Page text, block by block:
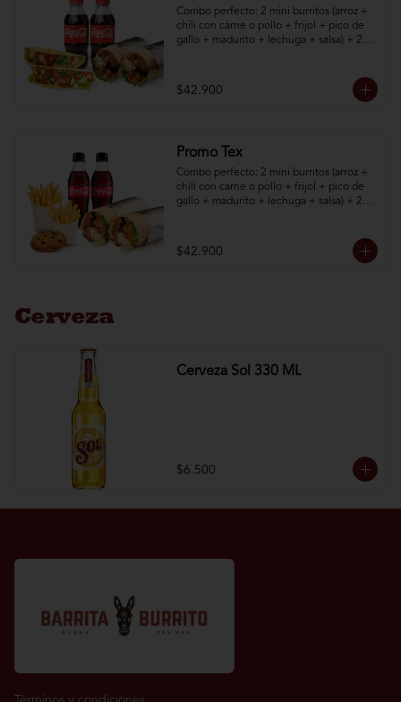
Combo perfecto: 2 mini burritos (arroz +
chili con carne o pollo + frijol + pico de
gallo + madurito + lechuga + salsa) + 2
$42.900
Promo Tex
Combo perfecto: 2 mini burritos (arroz +
chili con carne o pollo + frijol + pico de
gallo + madurito + lechuga + salsa) + 2
$42.900
Cerveza
Cerveza Sol 330 ML
$6.500